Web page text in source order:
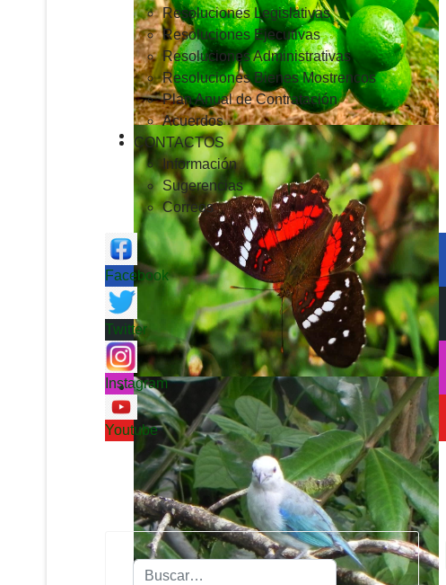
Resoluciones Legislativas
Resoluciones Ejecutivas
Resoluciones Administrativas
Resoluciones Bienes Mostrencos
Plan Anual de Contratación
Acuerdos
CONTACTOS
Información
Sugerencias
Correos
Facebook
Twitter
Instagram
Youtube
Buscar